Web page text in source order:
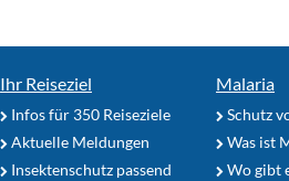
Ihr Reiseziel
Infos für 350 Reiseziele
Aktuelle Meldungen
Insektenschutz passend
Malaria
Schutz
Was ist
Wo gibt